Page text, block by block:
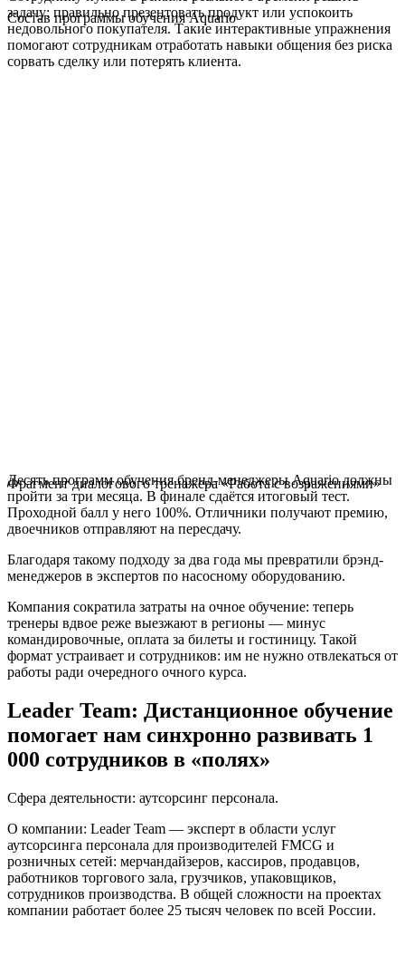
Состав программы обучения Aquario
задачу: правильно презентовать продукт или успокоить
недовольного покупателя. Такие интерактивные упражнения
помогают сотрудникам отработать навыки общения без риска
сорвать сделку или потерять клиента.
Фрагмент диалогового тренажера «Работа с возражениями»
Десять программ обучения бренд-менеджеры Aquario должны
пройти за три месяца. В финале сдаётся итоговый тест.
Проходной балл у него 100%. Отличники получают премию,
двоечников отправляют на пересдачу.
Благодаря такому подходу за два года мы превратили брэнд-
менеджеров в экспертов по насосному оборудованию.
Компания сократила затраты на очное обучение: теперь
тренеры вдвое реже выезжают в регионы — минус
командировочные, оплата за билеты и гостиницу. Такой
формат устраивает и сотрудников: им не нужно отвлекаться от
работы ради очередного очного курса.
Leader Team: Дистанционное обучение
помогает нам синхронно развивать 1
000 сотрудников в «полях»
Сфера деятельности: аутсорсинг персонала.
О компании: Leader Team — эксперт в области услуг
аутсорсинга персонала для производителей FMCG и
розничных сетей: мерчандайзеров, кассиров, продавцов,
работников торгового зала, грузчиков, упаковщиков,
сотрудников производства. В общей сложности на проектах
компании работает более 25 тысяч человек по всей России.